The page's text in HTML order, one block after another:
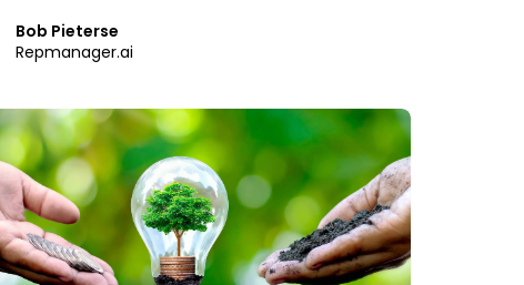
Bob Pieterse
Repmanager.ai